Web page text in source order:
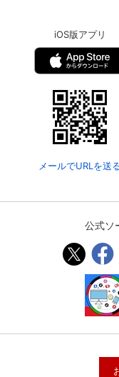
iOS版アプリ
メールでURLを送
公式ソ